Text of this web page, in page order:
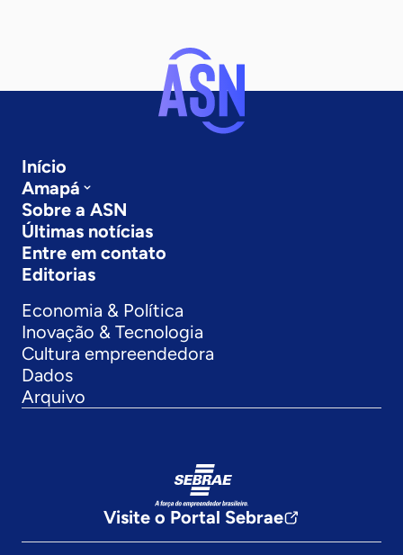
Início
Amapá
Sobre a ASN
Últimas notícias
Entre em contato
Editorias
Economia & Política
Inovação & Tecnologia
Cultura empreendedora
Dados
Arquivo
Visite o Portal Sebrae